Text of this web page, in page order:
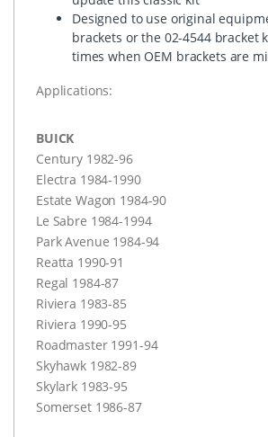
Designed to use original
brackets or the 02-4544 bracket
times when OEM brackets are
Applications:
BUICK
Century 1982-96
Electra 1984-1990
Estate Wagon 1984-90
Le Sabre 1984-1994
Park Avenue 1984-94
Reatta 1990-91
Regal 1984-87
Riviera 1983-85
Riviera 1990-95
Roadmaster 1991-94
Skyhawk 1982-89
Skylark 1983-95
Somerset 1986-87